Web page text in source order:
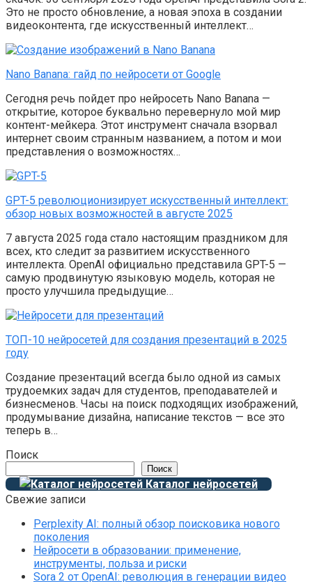
Это не просто обновление, а новая эпоха в создании
видеоконтента, где искусственный интеллект…
Nano Banana: гайд по нейросети от Google
Сегодня речь пойдет про нейросеть Nano Banana —
открытие, которое буквально перевернуло мой мир
контент-мейкера. Этот инструмент сначала взорвал
интернет своим странным названием, а потом и мои
представления о возможностях…
GPT-5 революционизирует искусственный интеллект:
обзор новых возможностей в августе 2025
7 августа 2025 года стало настоящим праздником для
всех, кто следит за развитием искусственного
интеллекта. OpenAI официально представила GPT-5 —
самую продвинутую языковую модель, которая не
просто улучшила предыдущие…
ТОП-10 нейросетей для создания презентаций в 2025
году
Создание презентаций всегда было одной из самых
трудоемких задач для студентов, преподавателей и
бизнесменов. Часы на поиск подходящих изображений,
продумывание дизайна, написание текстов — все это
теперь в…
Поиск
Поиск
Каталог нейросетей
Свежие записи
Perplexity AI: полный обзор поисковика нового
поколения
Нейросети в образовании: применение,
инструменты, польза и риски
Sora 2 от OpenAI: революция в генерации видео